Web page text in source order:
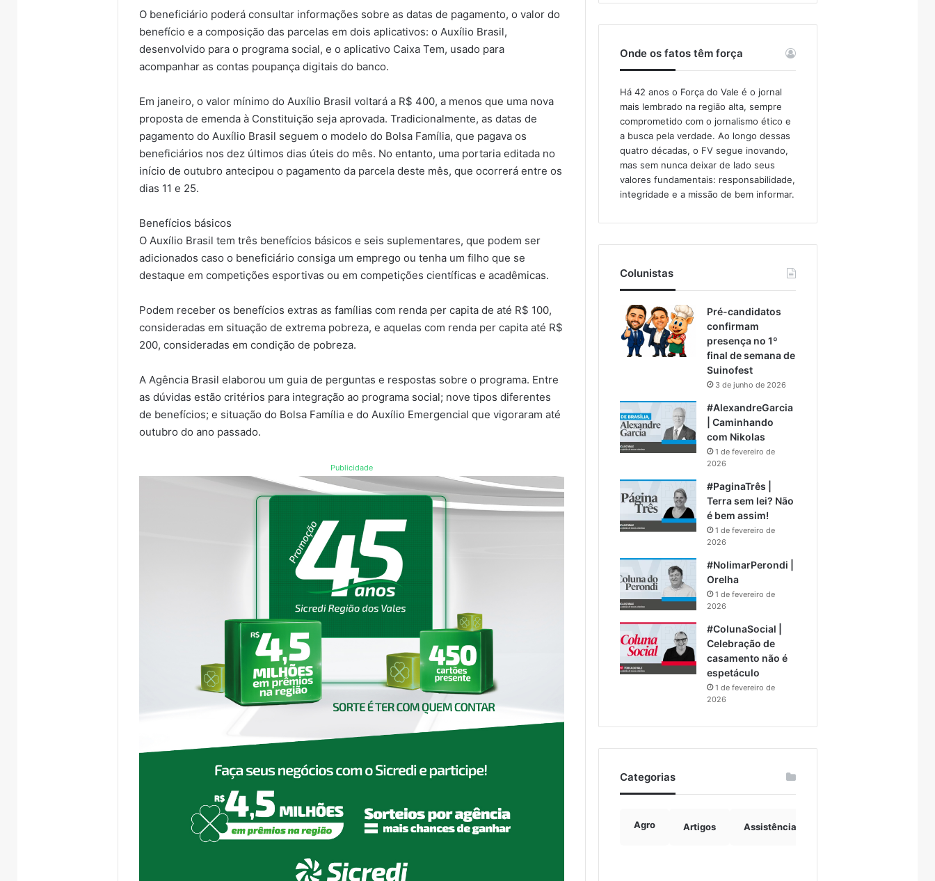
O beneficiário poderá consultar informações sobre as datas de pagamento, o valor do
benefício e a composição das parcelas em dois aplicativos: o Auxílio Brasil,
desenvolvido para o programa social, e o aplicativo Caixa Tem, usado para
acompanhar as contas poupança digitais do banco.
Em janeiro, o valor mínimo do Auxílio Brasil voltará a R$ 400, a menos que uma nova
proposta de emenda à Constituição seja aprovada. Tradicionalmente, as datas de
pagamento do Auxílio Brasil seguem o modelo do Bolsa Família, que pagava os
beneficiários nos dez últimos dias úteis do mês. No entanto, uma portaria editada no
início de outubro antecipou o pagamento da parcela deste mês, que ocorrerá entre os
dias 11 e 25.
Benefícios básicos
O Auxílio Brasil tem três benefícios básicos e seis suplementares, que podem ser
adicionados caso o beneficiário consiga um emprego ou tenha um filho que se
destaque em competições esportivas ou em competições científicas e acadêmicas.
Podem receber os benefícios extras as famílias com renda per capita de até R$ 100,
consideradas em situação de extrema pobreza, e aquelas com renda per capita até R$
200, consideradas em condição de pobreza.
A Agência Brasil elaborou um guia de perguntas e respostas sobre o programa. Entre
as dúvidas estão critérios para integração ao programa social; nove tipos diferentes
de benefícios; e situação do Bolsa Família e do Auxílio Emergencial que vigoraram até
outubro do ano passado.
Publicidade
Onde os fatos têm força
Há 42 anos o Força do Vale é o jornal
mais lembrado na região alta, sempre
comprometido com o jornalismo ético e
a busca pela verdade. Ao longo dessas
quatro décadas, o FV segue inovando,
mas sem nunca deixar de lado seus
valores fundamentais: responsabilidade,
integridade e a missão de bem informar.​
Colunistas
Pré-candidatos
confirmam
presença no 1º
final de semana de
Suinofest
3 de junho de 2026
#AlexandreGarcia
| Caminhando
com Nikolas
1 de fevereiro de
2026
#PaginaTrês |
Terra sem lei? Não
é bem assim!
1 de fevereiro de
2026
#NolimarPerondi |
Orelha
1 de fevereiro de
2026
#ColunaSocial |
Celebração de
casamento não é
espetáculo
1 de fevereiro de
2026
Categorias
Agro Artigos Assistência Social